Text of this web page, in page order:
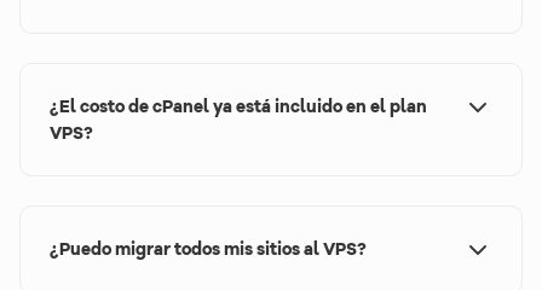
para usar.
¿El costo de cPanel ya está incluido en el plan
VPS?
elegir cuántas licencias deseas agregar a tu
¿Puedo migrar todos mis sitios al VPS?